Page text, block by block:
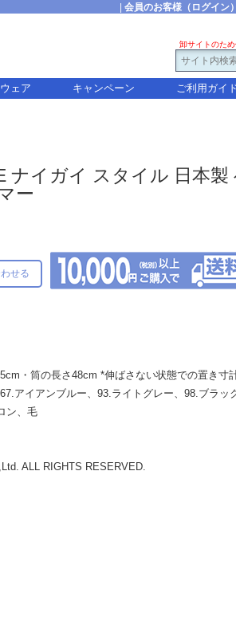
会員のお客様（ログイン）
卸サイトのた
ェア キャンペーン ご利用ガイ
ナイガイ スタイル 日本
ー
せる
・筒の長さ48cm *伸ばさない状態での置き寸計
アイアンブルー、93.ライトグレー、98.ブラッ
ン、毛
ALL RIGHTS RESERVED.